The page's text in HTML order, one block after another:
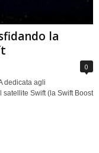
la
0
dedicata agli
Swift (la Swift Boost